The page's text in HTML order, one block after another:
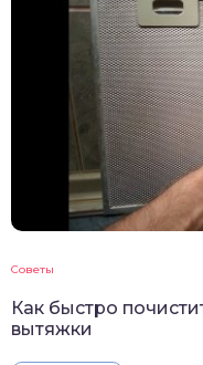
Советы
Как быстро
вытяжки